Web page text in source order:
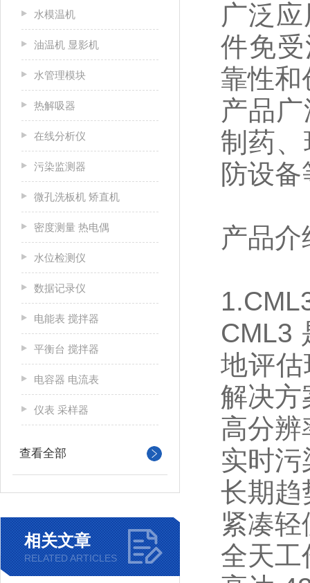
水模温机
油温机 显影机
水管理模块
热解吸器
在线分析仪
污染监测器
微孔洗板机 矫直机
密度测量 热电偶
水位检测仪
数据记录仪
电能表 搅拌器
平衡台 搅拌器
电容器 电流表
仪表 采样器
查看全部
相关文章
RELATED ARTICLES
广泛
件免
靠性和
产品
制药
防设
产品介
CML3
地评
解决方
高分辨
实时污
长期趋
紧凑
全天工